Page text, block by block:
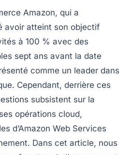
Amazon, qui a
avoir atteint son objectif
à 100 % avec des
sept ans avant la date
comme un leader dans
Cependant, derrière ces
subsistent sur la
opérations cloud,
d’Amazon Web Services
Dans cet article, nous